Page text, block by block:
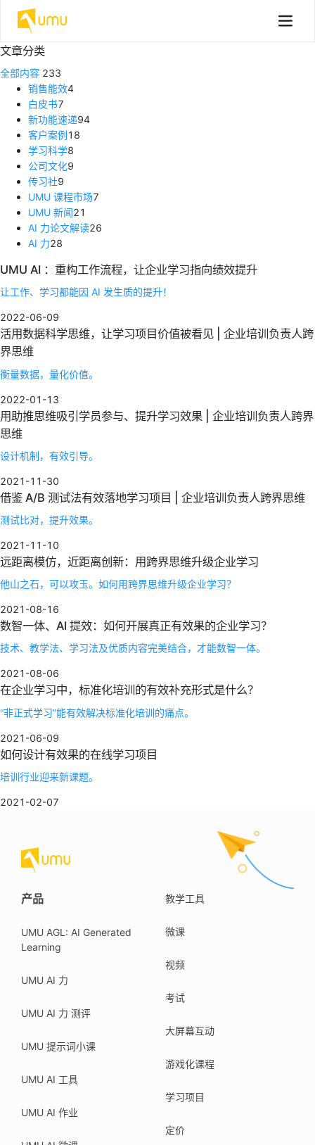
文章分类
全部内容 233
销售能效4
白皮书7
新功能速递94
客户案例18
学习科学8
公司文化9
传习社9
UMU 课程市场7
UMU 新闻21
AI 力论文解读26
AI 力28
UMU AI ：重构工作流程，让企业学习指向绩效提升
让工作、学习都能因 AI 发生质的提升！
2022-06-09
活用数据科学思维，让学习项目价值被看见 | 企业培训负责人跨
界思维
衡量数据，量化价值。
2022-01-13
用助推思维吸引学员参与、提升学习效果 | 企业培训负责人跨界
思维
设计机制，有效引导。
2021-11-30
借鉴 A/B 测试法有效落地学习项目 | 企业培训负责人跨界思维
测试比对，提升效果。
2021-11-10
远距离模仿，近距离创新：用跨界思维升级企业学习
他山之石，可以攻玉。如何用跨界思维升级企业学习？
2021-08-16
数智一体、AI 提效：如何开展真正有效果的企业学习？
技术、教学法、学习法及优质内容完美结合，才能数智一体。
2021-08-06
在企业学习中，标准化培训的有效补充形式是什么？
“非正式学习”能有效解决标准化培训的痛点。
2021-06-09
如何设计有效果的在线学习项目
培训行业迎来新课题。
2021-02-07
产品
UMU AGL: AI Generated
Learning
UMU AI 力
UMU AI 力 测评
UMU 提示词小课
UMU AI 工具
UMU AI 作业
教学工具
微课
视频
考试
大屏幕互动
游戏化课程
学习项目
定价